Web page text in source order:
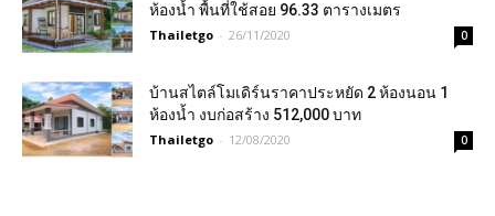
ห้องน้ำ พื้นที่ใช้สอย 96.33 ตารางเมตร
Thailetgo - 26/11/2020 0
บ้านสไตล์โมเดิร์นราคาประหยัด 2 ห้องนอน 1
ห้องน้ำ งบก่อสร้าง 512,000 บาท
Thailetgo - 12/08/2020 0